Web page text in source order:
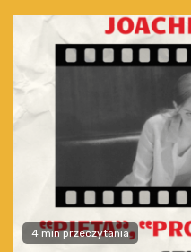
4 min przeczytania